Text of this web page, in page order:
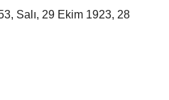
Salı, 29 Ekim 1923, 28